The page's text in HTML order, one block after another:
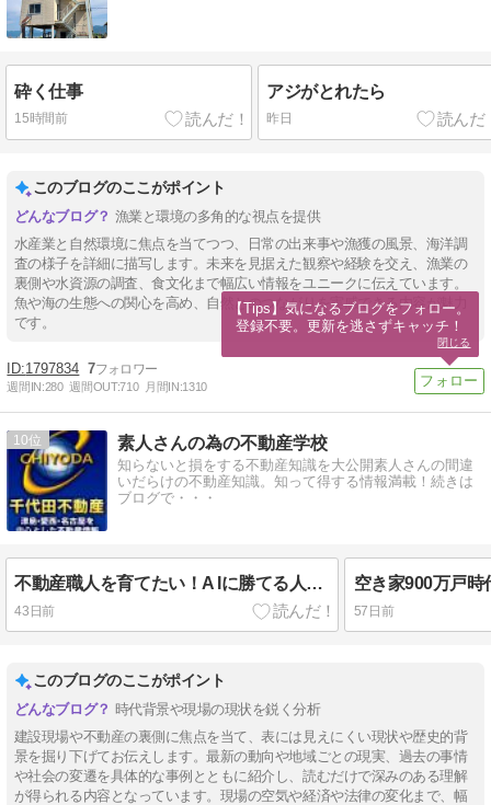
砕く仕事
15時間前
アジがとれたら
昨日
このブログのここがポイント
漁業と環境の多角的な視点を提供
水産業と自然環境に焦点を当てつつ、日常の出来事や漁獲の風景、海洋調
査の様子を詳細に描写します。未来を見据えた観察や経験を交え、漁業の
裏側や水資源の調査、食文化まで幅広い情報をユニークに伝えています。
魚や海の生態への関心を高め、自然とのつながりを実感できる内容が魅力
です。
1797834 7
週間IN:280 週間OUT:710 月間IN:1310
10 素人さんの為の不動産学校
知らないと損をする不動産知識を大公開素人さんの間違
いだらけの不動産知識。知って得する情報満載！続きは
ブログで・・・
不動産職人を育てたい！A Iに勝てる人材とは（No.2624）
43日前 57日前
このブログのここがポイント
時代背景や現場の現状を鋭く分析
建設現場や不動産の裏側に焦点を当て、表には見えにくい現状や歴史的背
景を掘り下げてお伝えします。最新の動向や地域ごとの現実、過去の事情
や社会の変遷を具体的な事例とともに紹介し、読むだけで深みのある理解
が得られる内容となっています。現場の空気や経済や法律の変化まで、幅
【Tips】気になるブログをフォロー。
登録不要。更新を逃さずキャッチ！
閉じる